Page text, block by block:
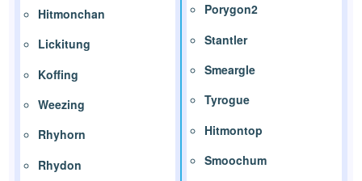
Hitmonchan
Lickitung
Koffing
Weezing
Rhyhorn
Rhydon
Porygon2
Stantler
Smeargle
Tyrogue
Hitmontop
Smoochum